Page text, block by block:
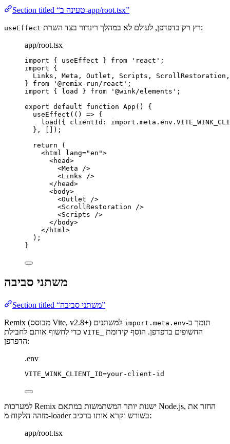
Section titled “טעינה ב-app/root.tsx”
useEffect
רץ רק בדפדפן, לעולם לא במהלך רינדור בצד השרת:
app/root.tsx
import { useEffect } from ' react ' ;
import {
Links, Meta, Outlet, Scripts, ScrollRestoration,
} from ' @remix-run/react ' ;
import { load } from ' @wink/elements ' ;
export default function App ()
{
useEffect ( () => {
load ({ clientId: import. meta . env .
} ,
[]);
return (
<html lang="en ">
<head>
<Meta />
<Links />
</ head>
<body>
<Outlet />
<ScrollRestoration />
<Scripts />
</ body>
</ html>
);
}
משתני סביבה
Section titled “משתני סביבה”
Remix (מבוסס Vite, v2.8+) תומך ב-import.meta.env למשתנים
החשופים בדפדפן. הוסף קידומת
VITE_ כדי לחשוף אותם לחבילת
הדפדפן:
.env
VITE_WINK_CLIENT_ID=your-client-id
למערכות Remix ישנות יותר המשתמשות במתאם Node.js, החזר את
מזהה הלקוח מ-loader בשורש וקרא אותו ברכיב:
app/root.tsx